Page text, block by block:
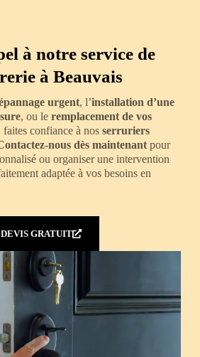
à notre service de
à Beauvais
urgent, l’installation d’une
, ou le remplacement de vos
faites confiance à nos serruriers
nous dès maintenantpour
ou organiser une intervention
adaptée à vos besoins en
DEVIS GRATUIT